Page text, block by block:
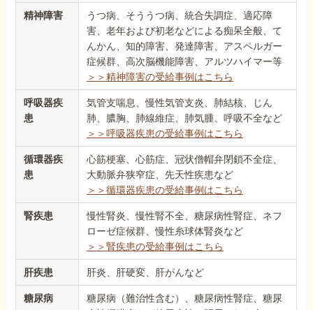
精神障害
うつ病、そううつ病、統合失調症、適応障
害、老年および初老などによる痴呆全般、て
んかん、知的障害、発達障害、アスペルガー
症候群、高次脳機能障害、アルツハイマー等
＞＞精神障害の受給事例はこちら
呼吸器疾
患
気管支喘息、慢性気管支炎、肺結核、じん
肺、膿胸、肺線維症、肺気腫、呼吸不全など
＞＞呼吸器疾患の受給事例はこちら
循環器疾
患
心筋梗塞、心筋症、冠状僧帽弁閉鎖不全症、
大動脈弁狭窄症、先天性疾患など
＞＞循環器疾患の受給事例はこちら
腎疾患
慢性腎炎、慢性腎不全、糖尿病性腎症、ネフ
ローゼ症候群、慢性糸球体腎炎など
＞＞腎疾患の受給事例はこちら
肝疾患 肝炎、肝硬変、肝がんなど
糖尿病
糖尿病（難治性含む）、糖尿病性腎症、糖尿